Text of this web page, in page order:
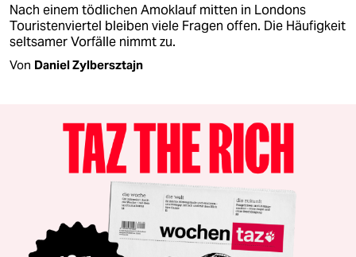
Nach einem tödlichen Amoklauf mitten in Londons
Touristenviertel bleiben viele Fragen offen. Die Häufigkeit
seltsamer Vorfälle nimmt zu.
Von Daniel Zylbersztajn